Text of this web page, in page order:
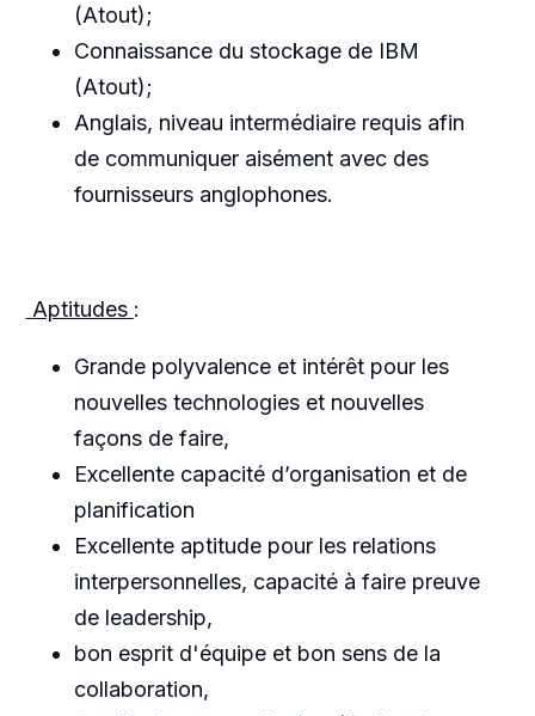
(Atout);
Connaissance du stockage de IBM
(Atout);
Anglais, niveau intermédiaire requis afin
de communiquer aisément avec des
fournisseurs anglophones.
Aptitudes :
Grande polyvalence et intérêt pour les
nouvelles technologies et nouvelles
façons de faire,
Excellente capacité d’organisation et de
planification
Excellente aptitude pour les relations
interpersonnelles, capacité à faire preuve
de leadership,
bon esprit d'équipe et bon sens de la
collaboration,